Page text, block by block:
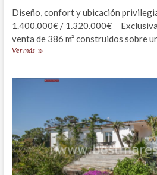
Diseño, confort y ubicación
1.400.000€ / 1.320.000€
venta de 386 m² construidos sobre
Ver másExclusiva
en